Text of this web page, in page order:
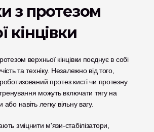
з протезом
кінцівки
верхньої кінцівки поєднує в собі
та техніку. Незалежно від того,
протез кисті чи протезну
можуть включати тягу на
навіть легку вільну вагу.
зміцнити м'язи-стабілізатори,